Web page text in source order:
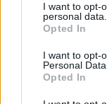
I want to opt-
personal data.
Opted In
I want to opt-
Personal Data.
Opted In
Το μέτρο της
και 800 ευρώ
στέγασης,